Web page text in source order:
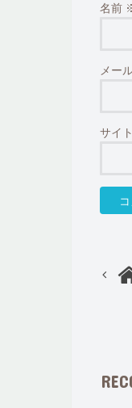
名前
メー
サイト